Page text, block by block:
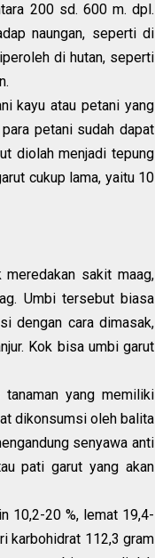
200 sd. 600 m. dpl.
naungan, seperti di
di hutan, seperti
kayu atau petani yang
petani sudah dapat
diolah menjadi tepung
cukup lama, yaitu 10
meredakan sakit maag,
Umbi tersebut biasa
dengan cara dimasak,
Kok bisa umbi garut
yang memiliki
dikonsumsi oleh balita
senyawa anti
pati garut yang akan
10,2-20 %, lemat 19,4-
karbohidrat 112,3 gram